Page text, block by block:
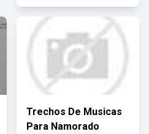
Trechos De Musicas
Para Namorado